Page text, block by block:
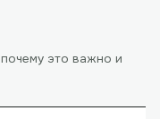
это важно и